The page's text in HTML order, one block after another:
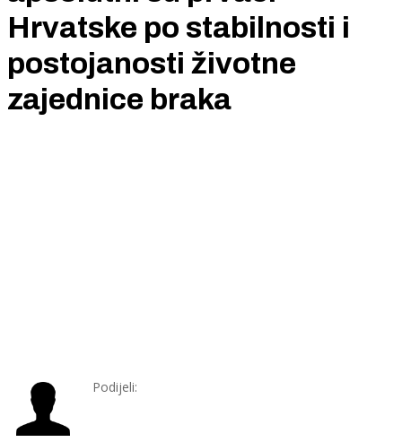
Hrvatske po stabilnosti i
postojanosti životne
zajednice braka
Podijeli: